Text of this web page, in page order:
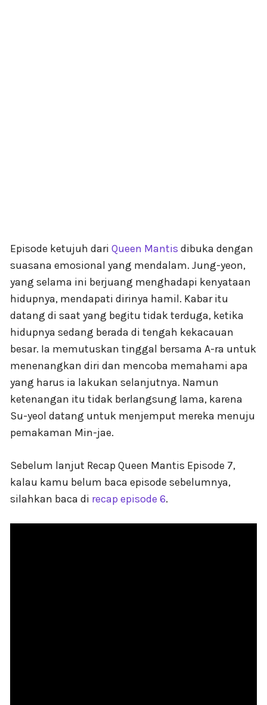
Episode ketujuh dari Queen Mantis dibuka dengan
suasana emosional yang mendalam. Jung-yeon,
yang selama ini berjuang menghadapi kenyataan
hidupnya, mendapati dirinya hamil. Kabar itu
datang di saat yang begitu tidak terduga, ketika
hidupnya sedang berada di tengah kekacauan
besar. Ia memutuskan tinggal bersama A-ra untuk
menenangkan diri dan mencoba memahami apa
yang harus ia lakukan selanjutnya. Namun
ketenangan itu tidak berlangsung lama, karena
Su-yeol datang untuk menjemput mereka menuju
pemakaman Min-jae.
Sebelum lanjut Recap Queen Mantis Episode 7,
kalau kamu belum baca episode sebelumnya,
silahkan baca di recap episode 6.